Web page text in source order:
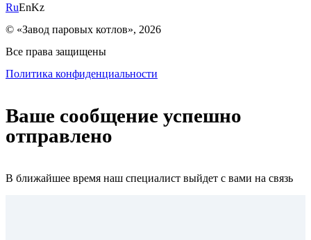
RuEnKz
© «Завод паровых котлов», 2026
Все права защищены
Политика конфиденциальности
Ваше сообщение успешно
отправлено
В ближайшее время наш специалист выйдет с вами на связь